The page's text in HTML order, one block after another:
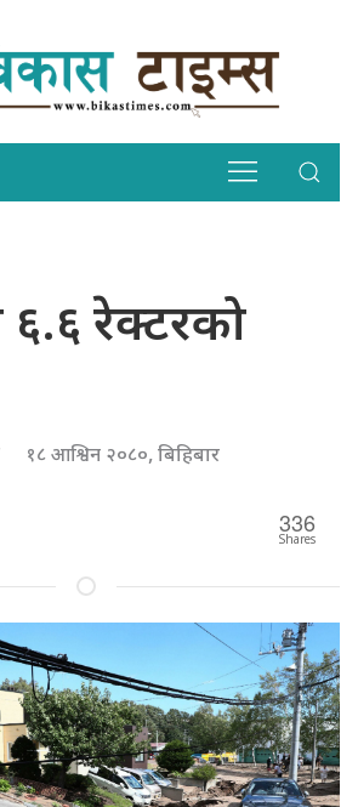
६.६ रेक्टरको
१८ आश्विन २०८०, बिहिबार
336
Shares